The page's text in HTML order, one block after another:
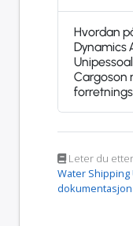
Hvordan
Dynamics
Unipessoal Lda
Cargoson
Leter du etter
Water Shipping
dokumentasjon